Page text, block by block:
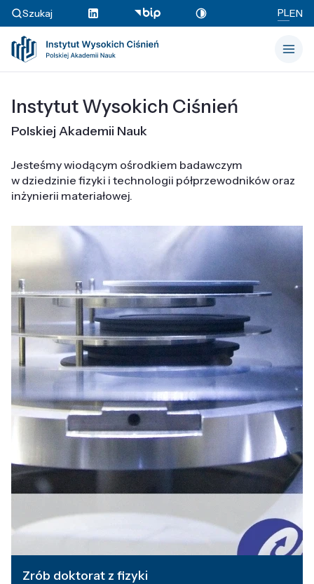
Szukaj PLEN
Instytut Wysokich Ciśnień
Polskiej Akademii Nauk
Jesteśmy wiodącym ośrodkiem badawczym
w dziedzinie fizyki i technologii półprzewodników oraz
inżynierii materiałowej.
Zrób doktorat z fizyki